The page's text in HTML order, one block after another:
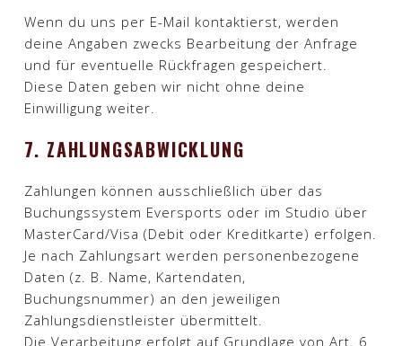
Wenn du uns per E-Mail kontaktierst, werden
deine Angaben zwecks Bearbeitung der Anfrage
und für eventuelle Rückfragen gespeichert.
Diese Daten geben wir nicht ohne deine
Einwilligung weiter.​
7. ZAHLUNGSABWICKLUNG
Zahlungen können ausschließlich über das
Buchungssystem Eversports oder im Studio über
MasterCard/Visa (Debit oder Kreditkarte) erfolgen.
Je nach Zahlungsart werden personenbezogene
Daten (z. B. Name, Kartendaten,
Buchungsnummer) an den jeweiligen
Zahlungsdienstleister übermittelt.
Die Verarbeitung erfolgt auf Grundlage von Art. 6